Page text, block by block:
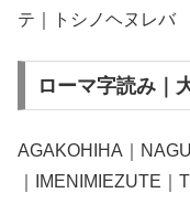
テ｜トシノヘヌレバ
ローマ字読み｜
AGAKOHIHA｜
｜IMENIMIEZUTE